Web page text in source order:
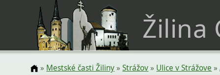
Žilina
» Mestské časti Žiliny»Strážov» Ulice v Strážove »